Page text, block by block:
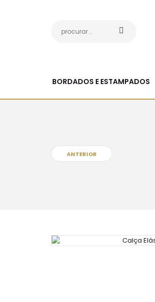
BORDADOS E ESTAMPADOS
ANTERIOR